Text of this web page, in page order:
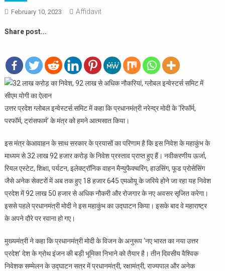
February 10, 2023 Affidavit
Share post...
उत्तर प्रदेश ग्लोबल इन्वेस्टर्स समिट में कहा कि प्रधानमंत्री नरेन्द्र मोदी के ‘रिफॉर्म,
परफॉर्म, ट्रांसफार्म’ के मंत्र को हमने आत्मसात किया।
इस मंत्र केआवाहन के साथ सरकार के प्रयासों का परिणाम है कि इस निवेश के महाकुंभ के
माध्यम से 32 लाख 92 हजार करोड़ के निवेश प्रस्ताव प्राप्त हुए हैं। नवीकरणीय ऊर्जा,
रियल एस्टेट, शिक्षा, पर्यटन, इलेक्ट्रॉनिक वाहन मैन्युफैक्चरिंग, हाउसिंग, फूड प्रोसेसिंग
जैसे अनेक सेक्टरों में अब तक हुए 18 हजार 645 एमओयू के जरिये होने जा रहा यह निवेश
प्रदेश में 92 लाख 50 हजार से अधिक नौकरी और रोजगार के नए अवसर सृजित करेगा।
इससे पहले प्रधानमंत्री मोदी ने इस महाकुंभ का उद्घाटन किया। इसके बाद वे महाराष्ट्र
के अपने दौरे पर रवाना हो गए।
मुख्यमंत्री ने कहा कि प्रधानमंत्री मोदी के विजन के अनुरूप ‘नए भारत का नया उत्तर
प्रदेश’ देश के ग्रोथ इंजन की बड़ी भूमिका निभाने को तैयार है। तीन दिवसीय वैश्विक
निवेशक सम्मेलन के उद्घाटन सत्र में प्रधानमंत्री, रक्षामंत्री, राज्यपाल और अनेक